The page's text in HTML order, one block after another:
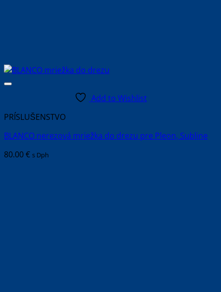
Add to Wishlist
PRÍSLUŠENSTVO
BLANCO nerezová mriežka do drezu pre Pleon, Subline
80.00€ s Dph